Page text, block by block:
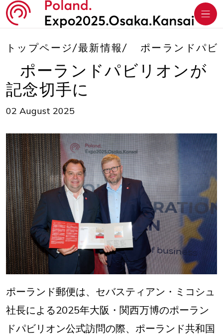
トップページ/最新情報/ ポーランドパビ
ポーランドパビリオンが
記念切手に
02 August 2025
ポーランド郵便は、セバスティアン・ミコシュ
社長による2025年大阪・関西万博のポーラン
ドパビリオン公式訪問の際、ポーランド共和国